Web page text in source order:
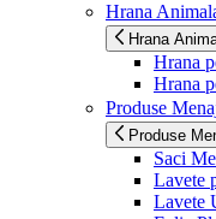
Hrana
Hrana
Hrana
Hrana
Produse
Produse
Saci
Lavete
Lavete